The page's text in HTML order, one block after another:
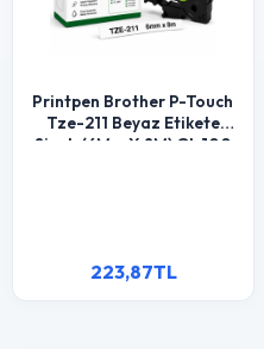
Printpen Brother P-Touch
Tze-211 Beyaz Etikete
Siyah (6Mm X 8M) Gl-100
223,87TL